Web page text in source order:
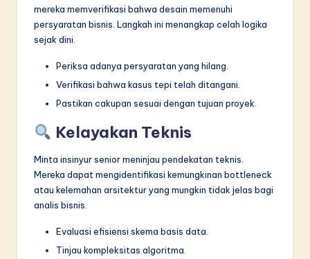
mereka memverifikasi bahwa desain memenuhi
persyaratan bisnis. Langkah ini menangkap celah logika
sejak dini.
Periksa adanya persyaratan yang hilang.
Verifikasi bahwa kasus tepi telah ditangani.
Pastikan cakupan sesuai dengan tujuan proyek.
Kelayakan Teknis
Minta insinyur senior meninjau pendekatan teknis.
Mereka dapat mengidentifikasi kemungkinan bottleneck
atau kelemahan arsitektur yang mungkin tidak jelas bagi
analis bisnis.
Evaluasi efisiensi skema basis data.
Tinjau kompleksitas algoritma.